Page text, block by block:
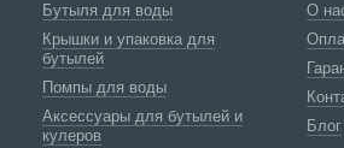
Бутыля для воды
Крышки и упаковка для
бутылей
Помпы для воды
Аксессуары для бутылей и
кулеров
О
Блог